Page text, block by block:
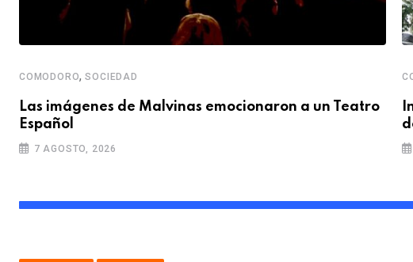
COMODORO,SOCIEDAD
Las imágenes de Malvinas emocionaron a un Teatro
Español
7 AGOSTO, 2026